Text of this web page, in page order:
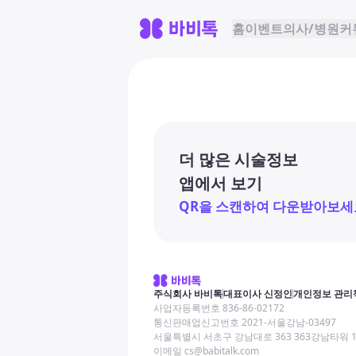
홈이벤트의사/병원커
더 많은 시술정보
앱에서 보기
QR을 스캔하여 다운받아보세
주식회사 바비톡대표이사 신정인개인정보 관리
사업자등록번호 836-86-02172
통신판매업신고번호 2021-서울강남-03497
서울특별시 서초구 강남대로 363 363강남타워
이메일 cs@babitalk.com